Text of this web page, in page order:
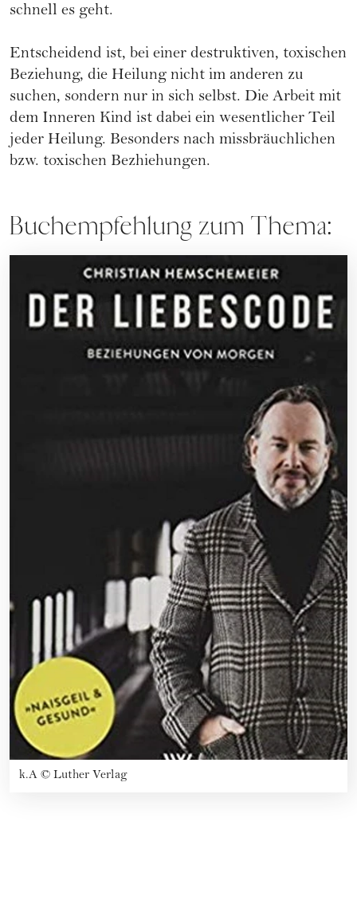
schnell es geht.
Entscheidend ist, bei einer destruktiven, toxischen
Beziehung, die Heilung nicht im anderen zu
suchen, sondern nur in sich selbst. Die Arbeit mit
dem Inneren Kind ist dabei ein wesentlicher Teil
jeder Heilung. Besonders nach missbräuchlichen
bzw. toxischen Bezhiehungen.
Buchempfehlung zum Thema:
k.A © Luther Verlag